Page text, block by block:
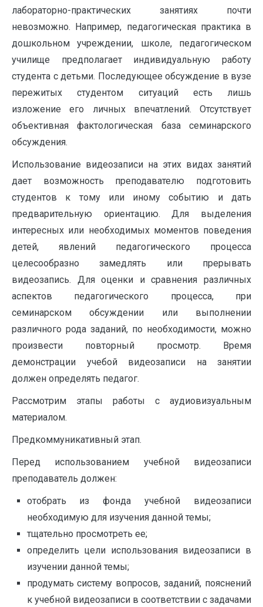
лабораторно-практических занятиях почти
невозможно. Например, педагогическая практика в
дошкольном учреждении, школе, педагогическом
училище предполагает индивидуальную работу
студента с детьми. Последующее обсуждение в вузе
пережитых студентом ситуаций есть лишь
изложение его личных впечатлений. Отсутствует
объективная фактологическая база семинарского
обсуждения.
Использование видеозаписи на этих видах занятий
дает возможность преподавателю подготовить
студентов к тому или иному событию и дать
предварительную ориентацию. Для выделения
интересных или необходимых моментов поведения
детей, явлений педагогического процесса
целесообразно замедлять или прерывать
видеозапись. Для оценки и сравнения различных
аспектов педагогического процесса, при
семинарском обсуждении или выполнении
различного рода заданий, по необходимости, можно
произвести повторный просмотр. Время
демонстрации учебой видеозаписи на занятии
должен определять педагог.
Рассмотрим этапы работы с аудиовизуальным
материалом.
Предкоммуникативный этап.
Перед использованием учебной видеозаписи
преподаватель должен:
отобрать из фонда учебной видеозаписи
необходимую для изучения данной темы;
тщательно просмотреть ее;
определить цели использования видеозаписи в
изучении данной темы;
продумать систему вопросов, заданий, пояснений
к учебной видеозаписи в соответствии с задачами